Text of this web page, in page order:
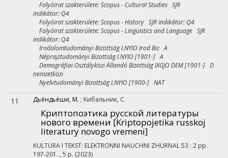
Folyóirat szakterülete: Scopus - Cultural Studies SJR
indikátor: Q4
Folyóirat szakterülete: Scopus - History SJR indikátor: Q4
Folyóirat szakterülete: Scopus - Linguistics and Language SJR
indikátor: Q4
Irodalomtudományi Bizottság I.NYIO Irod Biz A
Néprajztudományi Bizottság I.NYIO [1901-] A
Demográfiai Osztályközi Állandó Bizottság IXGJO DEM [1901-] D
nemzetközi
Nyelvtudományi Bizottság I.NYIO [1900-] NAT
11 Дьёндьёши, М. ; Кибальник, С.
Криптопоэтика русской литературы
нового времени [Kriptopojetika russkoj
literatury novogo vremeni]
KULTURA I TEKST: ELEKTRONNI NAUCHNI ZHURNAL53 : 2 pp.
197-201. , 5 p. (2023)